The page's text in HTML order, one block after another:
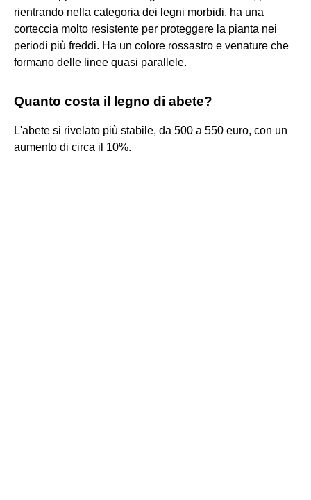
rientrando nella categoria dei legni morbidi, ha una
corteccia molto resistente per proteggere la pianta nei
periodi più freddi. Ha un colore rossastro e venature che
formano delle linee quasi parallele.
Quanto costa il legno di abete?
L'abete si rivelato più stabile, da 500 a 550 euro, con un
aumento di circa il 10%.